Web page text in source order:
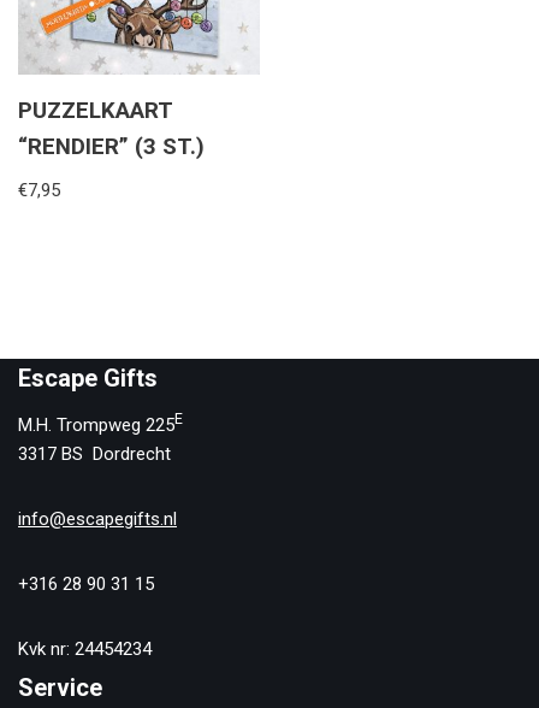
PUZZELKAART
“RENDIER” (3 ST.)
€7,95
Escape Gifts
M.H. Trompweg 225E
3317 BS Dordrecht
info@escapegifts.nl
+316 28 90 31 15
Kvk nr: 24454234
Service